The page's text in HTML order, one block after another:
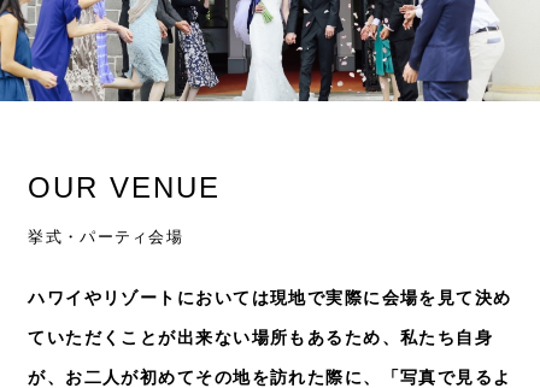
OUR VENUE
挙式・パーティ会場
ハワイやリゾートにおいては現地で実際に会場を見て決め
ていただくことが出来ない場所もあるため、私たち自身
が、お二人が初めてその地を訪れた際に、「写真で見るよ